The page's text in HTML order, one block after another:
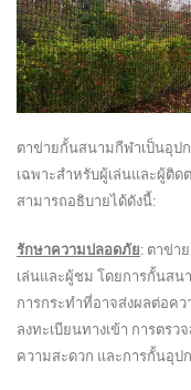
ตาข่ายกั้นสนามกีฬาเป็นอุ
เฉพาะสำหรับผู้เล่นและผู้ติด
สามารถอธิบายได้ดังนี้:
รักษาความปลอดภัย: ตาข่า
เล่นและผู้ชม โดยการกั้นสน
การกระทำที่อาจส่งผลต่อค
ลงทะเบียนทางเข้า การตร
ความสะดวก และการกั้นอุ